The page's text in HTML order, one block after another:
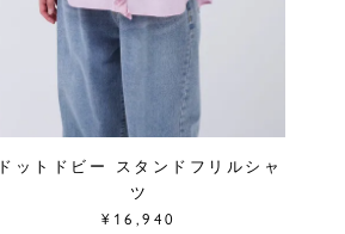
ドットドビー スタンドフリルシャ
ツ
¥16,940